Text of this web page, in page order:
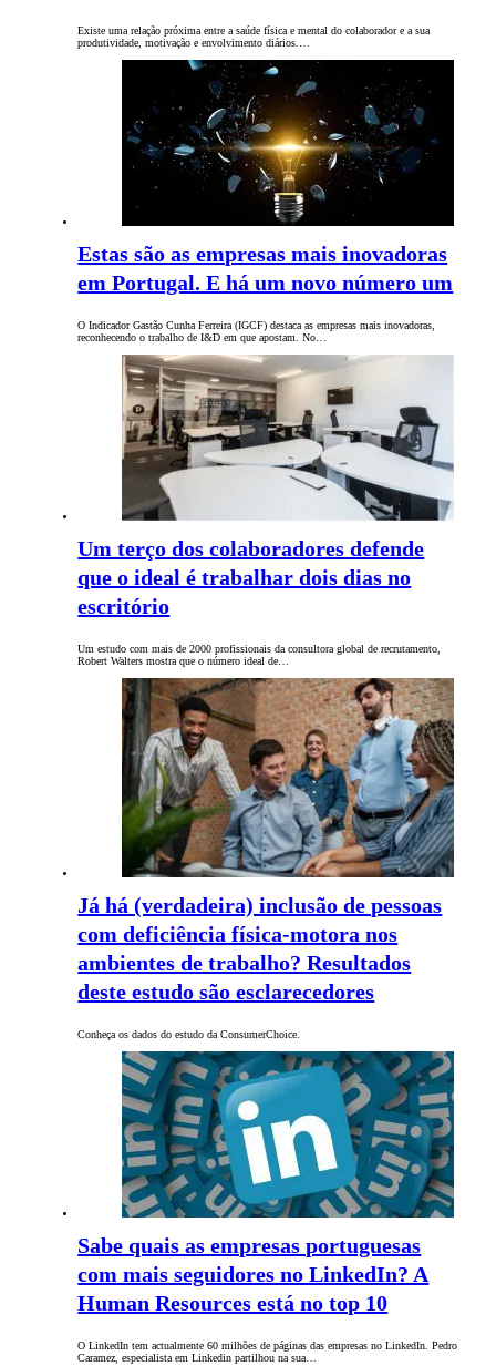
Existe uma relação próxima entre a saúde física e mental do colaborador e a sua
produtividade, motivação e envolvimento diários.…
Estas são as empresas mais inovadoras
em Portugal. E há um novo número um
O Indicador Gastão Cunha Ferreira (IGCF) destaca as empresas mais inovadoras,
reconhecendo o trabalho de I&D em que apostam. No…
Um terço dos colaboradores defende
que o ideal é trabalhar dois dias no
escritório
Um estudo com mais de 2000 profissionais da consultora global de recrutamento,
Robert Walters mostra que o número ideal de…
Já há (verdadeira) inclusão de pessoas
com deficiência física-motora nos
ambientes de trabalho? Resultados
deste estudo são esclarecedores
Conheça os dados do estudo da ConsumerChoice.
Sabe quais as empresas portuguesas
com mais seguidores no LinkedIn? A
Human Resources está no top 10
O LinkedIn tem actualmente 60 milhões de páginas das empresas no LinkedIn. Pedro
Caramez, especialista em Linkedin partilhou na sua…